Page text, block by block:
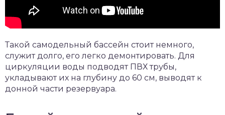
Такой самодельный бассейн стоит немного,
служит долго, его легко демонтировать. Для
циркуляции воды подводят ПВХ трубы,
укладывают их на глубину до 60 см, выводят к
донной части резервуара.